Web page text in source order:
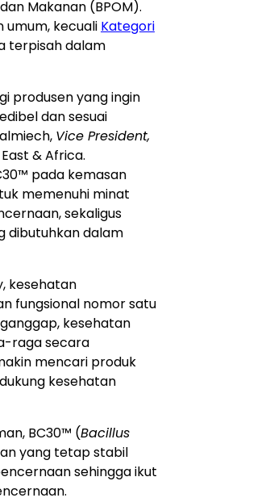
Makanan (BPOM).
umum, kecuali Kategori
terpisah dalam
produsen yang ingin
dan sesuai
Vice President,
& Africa.
pada kemasan
memenuhi minat
sekaligus
dibutuhkan dalam
kesehatan
fungsional nomor satu
kesehatan
raga secara
mencari produk
kesehatan
BC30™ (Bacillus
yang tetap stabil
sehingga ikut